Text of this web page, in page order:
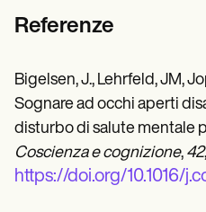
Referenze
Bigelsen, J., Lehrfeld, JM,
Sognare ad occhi aperti
disturbo di salute mentale
Coscienza e cognizione, 42
https://doi.org/10.1016/